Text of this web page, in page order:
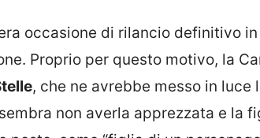
occasione di rilancio definitivo in
Proprio per questo motivo, la
, che ne avrebbe messo in luce
non averla apprezzata e la